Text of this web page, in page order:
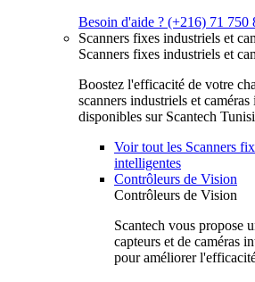
Besoin d'aide ? (+216) 71 750
Scanners fixes industriels et
Scanners fixes industriels et
Boostez l'efficacité de votre
scanners industriels et
disponibles sur Scantech
Voir tout les Scanners
intelligentes
Contrôleurs de Vision
Contrôleurs de Vision
Scantech vous propose
capteurs et de caméras
pour améliorer